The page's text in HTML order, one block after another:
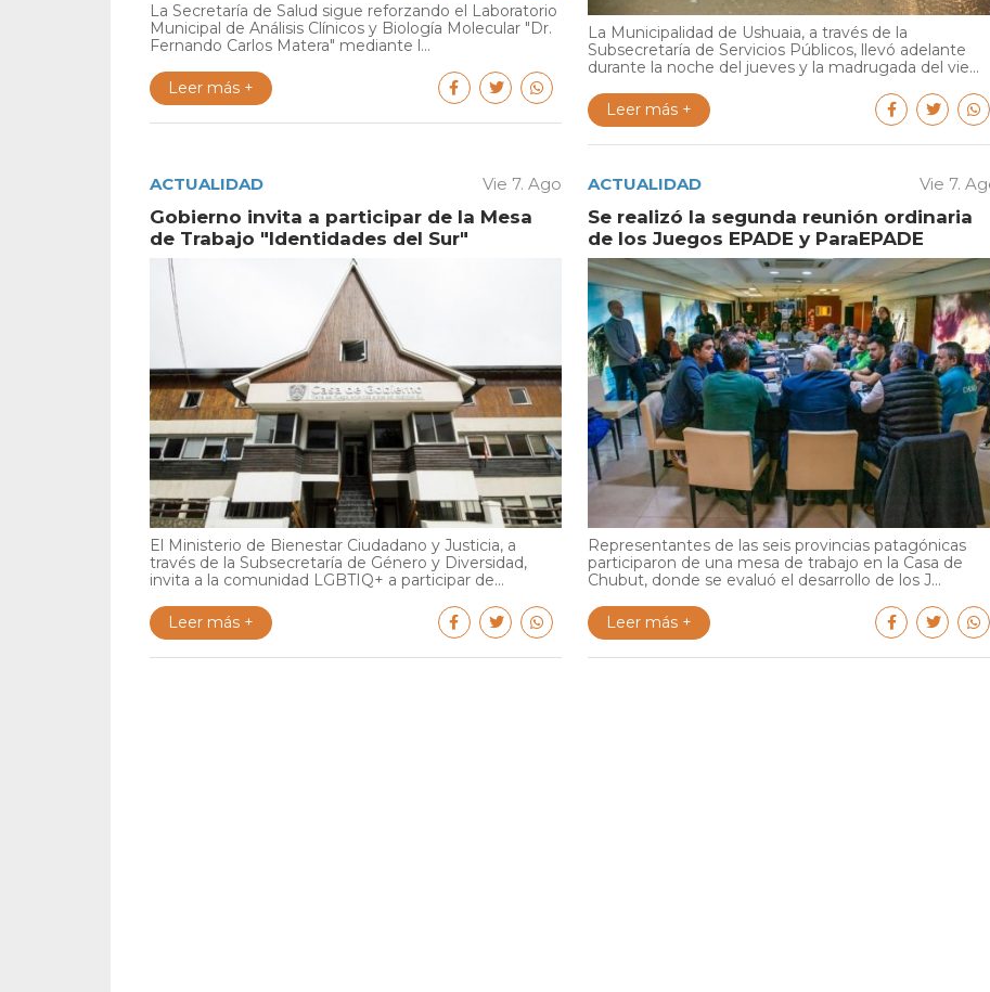
La Secretaría de Salud sigue reforzando el Laboratorio
Municipal de Análisis Clínicos y Biología Molecular "Dr.
Fernando Carlos Matera" mediante l...
Leer más +
La Municipalidad de Ushuaia, a través de la
Subsecretaría de Servicios Públicos, llevó adelante
durante la noche del jueves y la madrugada del vie...
Leer más +
ACTUALIDAD Vie 7. Ago
Gobierno invita a participar de la Mesa
de Trabajo "Identidades del Sur"
El Ministerio de Bienestar Ciudadano y Justicia, a
través de la Subsecretaría de Género y Diversidad,
invita a la comunidad LGBTIQ+ a participar de...
Leer más +
ACTUALIDAD Vie 7.
Se realizó la segunda reunión ordinaria
de los Juegos EPADE y ParaEPADE
Representantes de las seis provincias patagónicas
participaron de una mesa de trabajo en la Casa de
Chubut, donde se evaluó el desarrollo de los J...
Leer más +